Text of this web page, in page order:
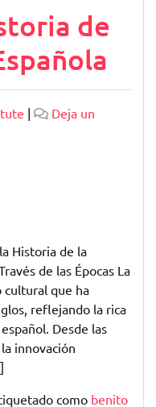
de
|
Deja un
Historia de la
de las Épocas La
cultural que ha
reflejando la rica
Desde las
innovación
como benito